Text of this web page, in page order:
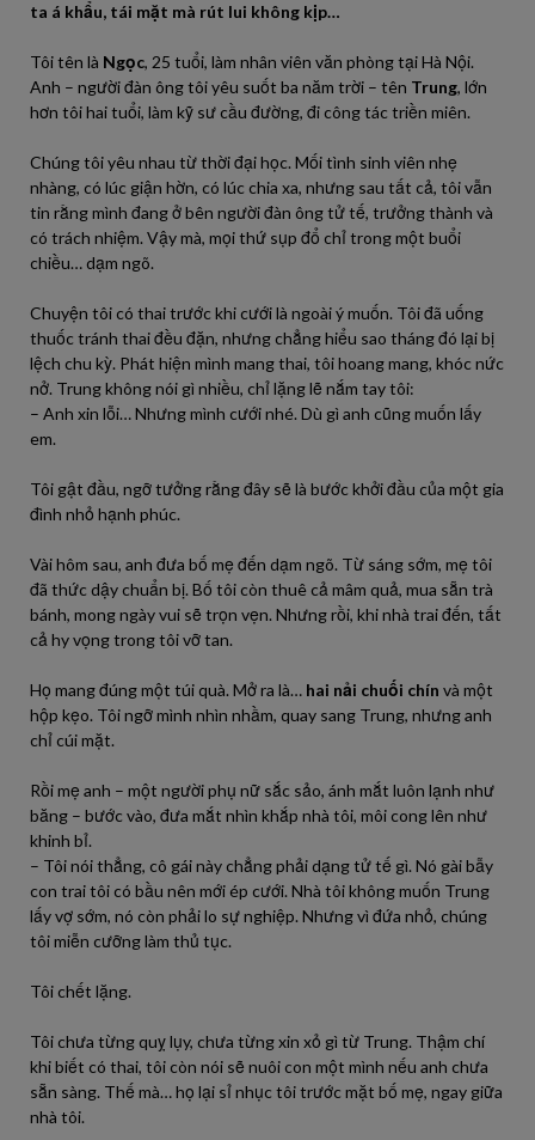
ta á khẩu, tái mặt mà rút lui không kịp…
Tôi tên là Ngọc, 25 tuổi, làm nhân viên văn phòng tại Hà Nội.
Anh – người đàn ông tôi yêu suốt ba năm trời – tên Trung, lớn
hơn tôi hai tuổi, làm kỹ sư cầu đường, đi công tác triền miên.
Chúng tôi yêu nhau từ thời đại học. Mối tình sinh viên nhẹ
nhàng, có lúc giận hờn, có lúc chia xa, nhưng sau tất cả, tôi vẫn
tin rằng mình đang ở bên người đàn ông tử tế, trưởng thành và
có trách nhiệm. Vậy mà, mọi thứ sụp đổ chỉ trong một buổi
chiều… dạm ngõ.
Chuyện tôi có thai trước khi cưới là ngoài ý muốn. Tôi đã uống
thuốc tránh thai đều đặn, nhưng chẳng hiểu sao tháng đó lại bị
lệch chu kỳ. Phát hiện mình mang thai, tôi hoang mang, khóc nức
nở. Trung không nói gì nhiều, chỉ lặng lẽ nắm tay tôi:
– Anh xin lỗi… Nhưng mình cưới nhé. Dù gì anh cũng muốn lấy
em.
Tôi gật đầu, ngỡ tưởng rằng đây sẽ là bước khởi đầu của một gia
đình nhỏ hạnh phúc.
Vài hôm sau, anh đưa bố mẹ đến dạm ngõ. Từ sáng sớm, mẹ tôi
đã thức dậy chuẩn bị. Bố tôi còn thuê cả mâm quả, mua sẵn trà
bánh, mong ngày vui sẽ trọn vẹn. Nhưng rồi, khi nhà trai đến, tất
cả hy vọng trong tôi vỡ tan.
Họ mang đúng một túi quà. Mở ra là… hai nải chuối chín và một
hộp kẹo. Tôi ngỡ mình nhìn nhầm, quay sang Trung, nhưng anh
chỉ cúi mặt.
Rồi mẹ anh – một người phụ nữ sắc sảo, ánh mắt luôn lạnh như
băng – bước vào, đưa mắt nhìn khắp nhà tôi, môi cong lên như
khinh bỉ.
– Tôi nói thẳng, cô gái này chẳng phải dạng tử tế gì. Nó gài bẫy
con trai tôi có bầu nên mới ép cưới. Nhà tôi không muốn Trung
lấy vợ sớm, nó còn phải lo sự nghiệp. Nhưng vì đứa nhỏ, chúng
tôi miễn cưỡng làm thủ tục.
Tôi chết lặng.
Tôi chưa từng quỵ lụy, chưa từng xin xỏ gì từ Trung. Thậm chí
khi biết có thai, tôi còn nói sẽ nuôi con một mình nếu anh chưa
sẵn sàng. Thế mà… họ lại sỉ nhục tôi trước mặt bố mẹ, ngay giữa
nhà tôi.